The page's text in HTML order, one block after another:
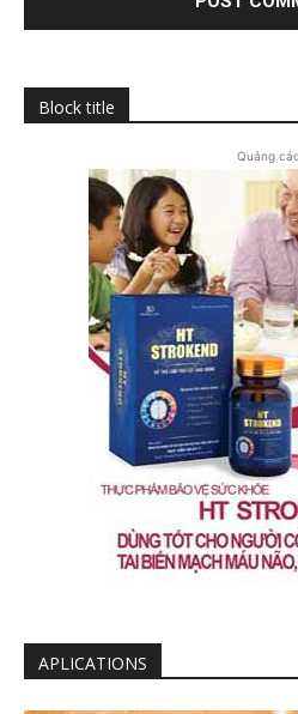
Block title
Quảng
APLICATIONS